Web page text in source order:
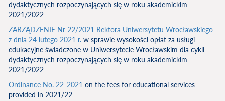
dydaktycznych rozpoczynających się w roku akademickim
2021/2022
ZARZĄDZENIE Nr 22/2021 Rektora Uniwersytetu Wrocławskiego
z dnia 24 lutego 2021 r. w sprawie wysokości opłat za usługi
edukacyjne świadczone w Uniwersytecie Wrocławskim dla cykli
dydaktycznych rozpoczynających się w roku akademickim
2021/2022
Ordinance No. 22_2021 on the fees for educational services
provided in 2021/22